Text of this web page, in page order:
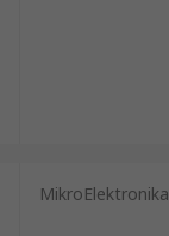
MikroElektronika